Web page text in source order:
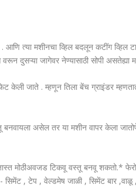
आणि त्या मशीनचा व्हिल बदलून कटींग
जागेवर नेण्यासाठी सोपी असतेह्या
केली जाते . म्हणून तिला बेंच ग्राइंडर
बनवायला असेल तर या मशीन वापर केला
मोठीअवजड टिकवू वस्तू बनवू शकतो.*
सिमेंट , टेप , वेल्डमेष जाळी , सिमेंट बार